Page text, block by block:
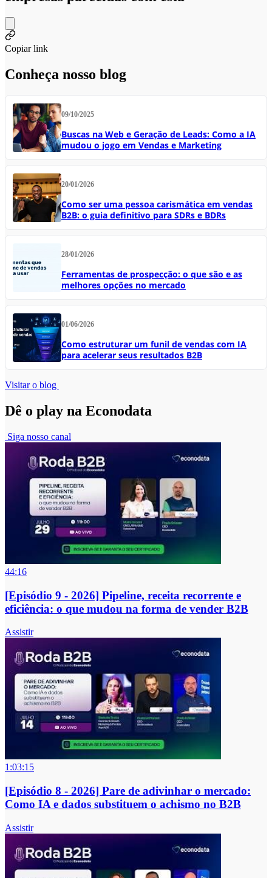
Copiar link
Conheça nosso blog
09/10/2025
Buscas na Web e Geração de Leads: Como a IA
mudou o jogo em Vendas e Marketing
20/01/2026
Como ser uma pessoa carismática em vendas
B2B: o guia definitivo para SDRs e BDRs
28/01/2026
Ferramentas de prospecção: o que são e as
melhores opções no mercado
01/06/2026
Como estruturar um funil de vendas com IA
para acelerar seus resultados B2B
Visitar o blog
Dê o play na Econodata
Siga nosso canal
44:16
[Episódio 9 - 2026] Pipeline, receita recorrente e
eficiência: o que mudou na forma de vender B2B
Assistir
1:03:15
[Episódio 8 - 2026] Pare de adivinhar o mercado:
Como IA e dados substituem o achismo no B2B
Assistir